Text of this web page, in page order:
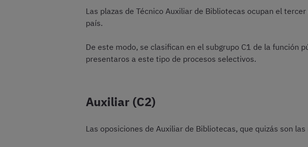
Las plazas de Técnico Auxiliar de Bibliotecas ocupan el
país.
De este modo, se clasifican en el subgrupo C1 de la función
presentaros a este tipo de procesos selectivos.
Auxiliar (C2)
Las oposiciones de Auxiliar de Bibliotecas, que quizás son